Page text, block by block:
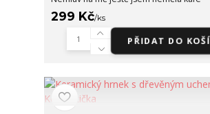
299 Kč/ks
PŘIDAT DO